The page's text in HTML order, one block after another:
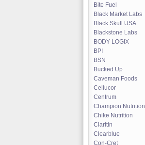
Bite Fuel
Black Market Labs
Black Skull USA
Blackstone Labs
BODY LOGIX
BPI
BSN
Bucked Up
Caveman Foods
Cellucor
Centrum
Champion Nutrition
Chike Nutrition
Claritin
Clearblue
Con-Cret